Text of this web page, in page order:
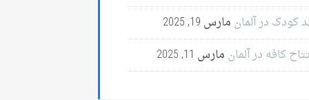
کودک در آلمان مارس 19, 2025
کافه در آلمان مارس 11, 2025